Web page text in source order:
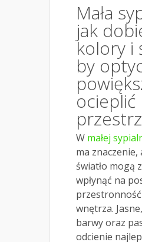
Mała
jak
kolory i
by
ocieplić
W małej
ma znaczenie,
światło mogą
wpłynąć na
przestronność
wnętrza.
barwy oraz
odcienie